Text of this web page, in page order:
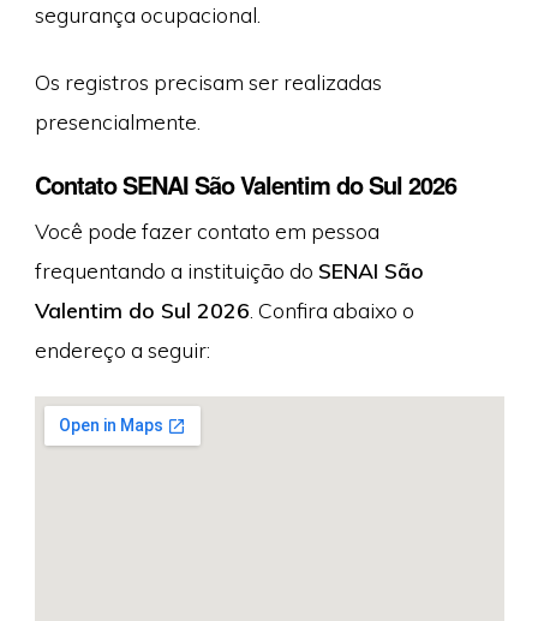
segurança ocupacional.
Os registros precisam ser realizadas
presencialmente.
Contato SENAI São Valentim do Sul 2026
Você pode fazer contato em pessoa
frequentando a instituição do SENAI São
Valentim do Sul 2026 . Confira abaixo o
endereço a seguir: